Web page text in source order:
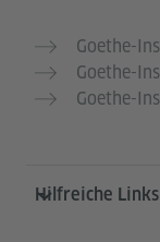
Goethe-
Goethe-
Goethe-
Hilfreiche Links